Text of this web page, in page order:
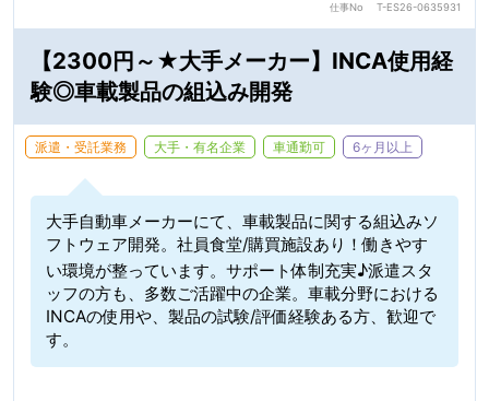
仕事No T-ES26-0635931
【2300円～★大手メーカー】INCA使用経
験◎車載製品の組込み開発
派遣・受託業務 大手・有名企業 車通勤可 6ヶ月以上
大手自動車メーカーにて、車載製品に関する組込みソ
フトウェア開発。社員食堂/購買施設あり！働きやす
い環境が整っています。サポート体制充実♪派遣スタ
ッフの方も、多数ご活躍中の企業。車載分野における
INCAの使用や、製品の試験/評価経験ある方、歓迎で
す。